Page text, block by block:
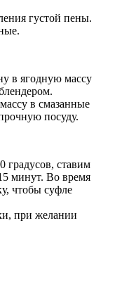
густой пены.
в ягодную массу
в смазанные
посуду.
градусов, ставим
минут. Во время
чтобы суфле
при желании